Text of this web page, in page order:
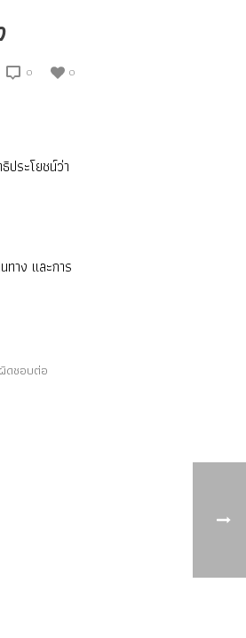
0
0
ประโยชน์ว่า
าง และการ
ดชอบต่อ